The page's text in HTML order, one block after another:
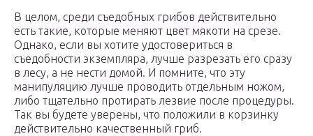
В целом, среди съедобных грибов действительно
есть такие, которые меняют цвет мякоти на срезе.
Однако, если вы хотите удостовериться в
съедобности экземпляра, лучше разрезать его сразу
в лесу, а не нести домой. И помните, что эту
манипуляцию лучше проводить отдельным ножом,
либо тщательно протирать лезвие после процедуры.
Так вы будете уверены, что положили в корзинку
действительно качественный гриб.